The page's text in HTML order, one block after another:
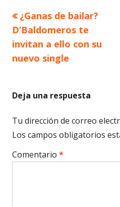
Navegación
de
entradas
Artículo
anterior
¿Ganas de bailar?
D’Baldomeros te
invitan a ello con su
nuevo single
Deja una respuesta
Tu dirección de correo
Los campos obligatorios
Comentario *